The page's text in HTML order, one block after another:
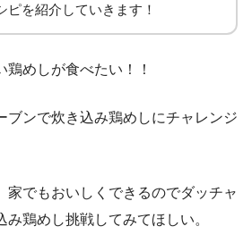
ピを紹介していきます！
めしが食べたい！！
ブンで炊き込み鶏めしにチャレンジ
家でもおいしくできるのでダッチャ
鶏めし挑戦してみてほしい。